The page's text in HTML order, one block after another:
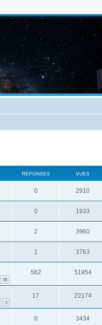
RÉPONSES VUES
0 2910
0 1933
2 3960
1 3763
38
562 51954
2
17 22174
0 3434